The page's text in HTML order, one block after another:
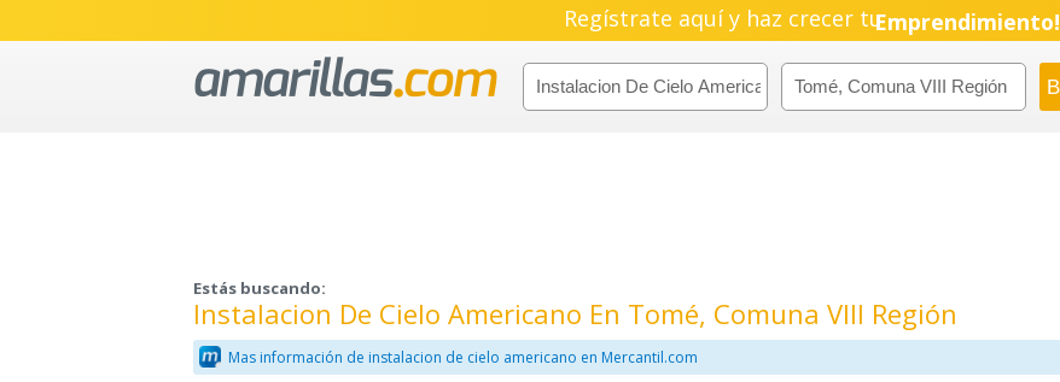
Regístrate aquí y haz crecer tuEmprendimiento!
Estás buscando:
Instalacion De Cielo Americano En Tomé, Comuna VIII Región
Mas información de instalacion de cielo americano en Mercantil.com